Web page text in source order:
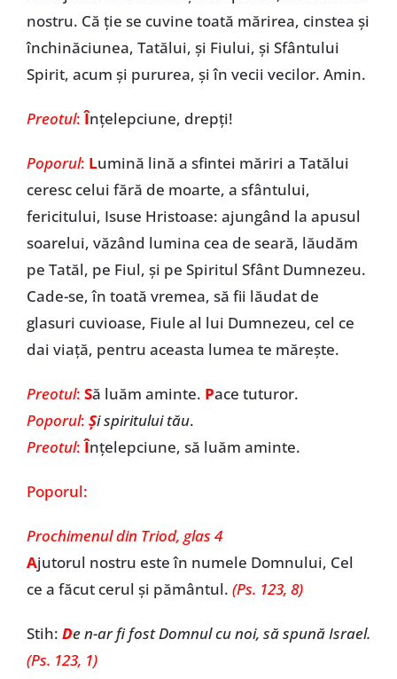
nostru. Că ție se cuvine toată mărirea, cinstea și
închinăciunea, Tatălui, și Fiului, și Sfântului
Spirit, acum și pururea, și în vecii vecilor. Amin.
Preotul:Înțelepciune, drepți!
Poporul: Lumină lină a sfintei măriri a Tatălui
ceresc celui fără de moarte, a sfântului,
fericitului, Isuse Hristoase: ajungând la apusul
soarelui, văzând lumina cea de seară, lăudăm
pe Tatăl, pe Fiul, și pe Spiritul Sfânt Dumnezeu.
Cade-se, în toată vremea, să fii lăudat de
glasuri cuvioase, Fiule al lui Dumnezeu, cel ce
dai viață, pentru aceasta lumea te mărește.
Preotul: Să luăm aminte. Pace tuturor.
Poporul: Și spiritului tău.
Preotul:Înțelepciune, să luăm aminte.
Poporul:
Prochimenul din Triod, glas 4
Ajutorul nostru este în numele Domnului, Cel
ce a făcut cerul și pământul. (Ps. 123, 8)
Stih: De n-ar fi fost Domnul cu noi, să spună Israel.
(Ps. 123, 1)